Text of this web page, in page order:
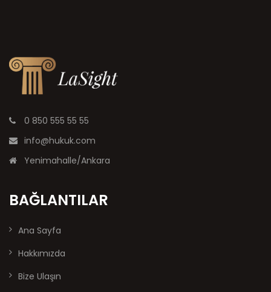
0 850 555 55 55
info@hukuk.com
Yenimahalle/Ankara
BAĞLANTILAR
Ana Sayfa
Hakkımızda
Bize Ulaşın